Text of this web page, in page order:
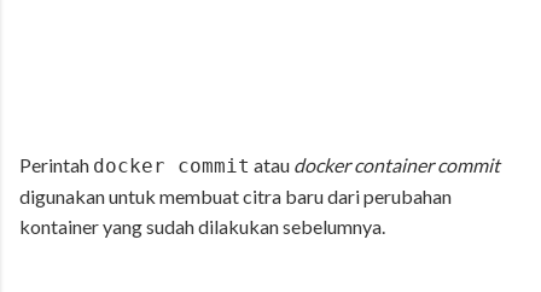
Perintah docker commit atau docker container commit
digunakan untuk membuat citra baru dari perubahan
kontainer yang sudah dilakukan sebelumnya.